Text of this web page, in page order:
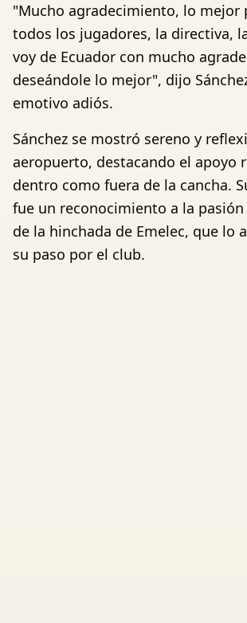
"Mucho agradecimiento, lo mejor
todos los jugadores, la directiva,
voy de Ecuador con mucho
deseándole lo mejor", dijo
emotivo adiós.
Sánchez se mostró sereno y
aeropuerto, destacando el apoyo
dentro como fuera de la cancha.
fue un reconocimiento a la
de la hinchada de Emelec, que lo
su paso por el club.